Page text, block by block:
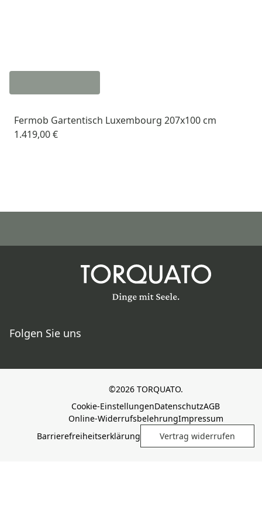
Fermob Gartentisch Luxembourg 207x100 cm
1.419,00 €
Folgen Sie uns
©2026 TORQUATO.
Cookie-EinstellungenDatenschutzAGB
Online-WiderrufsbelehrungImpressum
Barrierefreiheitserklärung
Vertrag widerrufen